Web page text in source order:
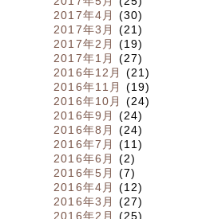
2017年4月
(30)
2017年3月
(21)
2017年2月
(19)
2017年1月
(27)
2016年12月
(21)
2016年11月
(19)
2016年10月
(24)
2016年9月
(24)
2016年8月
(24)
2016年7月
(11)
2016年6月
(2)
2016年5月
(7)
2016年4月
(12)
2016年3月
(27)
2016年2月
(25)